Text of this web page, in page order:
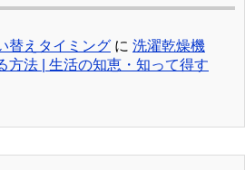
替えタイミング に 洗濯乾燥機
方法 | 生活の知恵・知って得す